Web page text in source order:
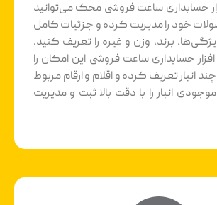
حسابداری ساعت فروشی محک می‌توانید
خود را مدیریت کرده و جزئیات کامل
برند، وزن و غیره را تعریف کنید.
حسابداری ساعت فروشی این امکان را
انبار تعریف کرده و اقلام و ارقام مربوط
انبار را با دقت بالا ثبت و مدیریت